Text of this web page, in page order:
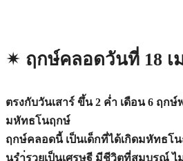
✴︎ ฤกษ์คลอดวันที่ 18 เ
ตรงกับวันเสาร์ ขึ้น 2 ค่ำ เดือน 6 ฤก
มหัทธโนฤกษ์
ฤกษ์คลอดนี้ เป็นเด็กที่ได้เกิดมหัทธโ
นรำ่รวยเป็นเศรษฐี มีชีวิตที่สมบูรณ์ ไ